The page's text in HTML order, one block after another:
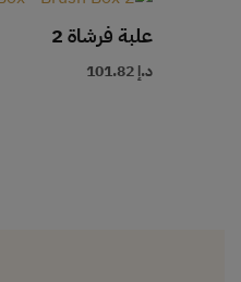
علبة فرشاة 2
د.إ101.82